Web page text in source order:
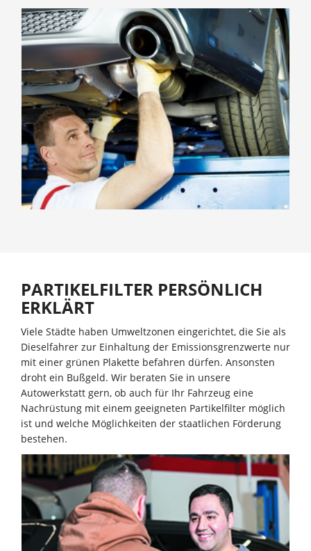
PARTIKELFILTER PERSÖNLICH
ERKLÄRT
Viele Städte haben Umweltzonen eingerichtet, die Sie als
Dieselfahrer zur Einhaltung der Emissionsgrenzwerte nur
mit einer grünen Plakette befahren dürfen. Ansonsten
droht ein Bußgeld. Wir beraten Sie in unsere
Autowerkstatt gern, ob auch für Ihr Fahrzeug eine
Nachrüstung mit einem geeigneten Partikelfilter möglich
ist und welche Möglichkeiten der staatlichen Förderung
bestehen.